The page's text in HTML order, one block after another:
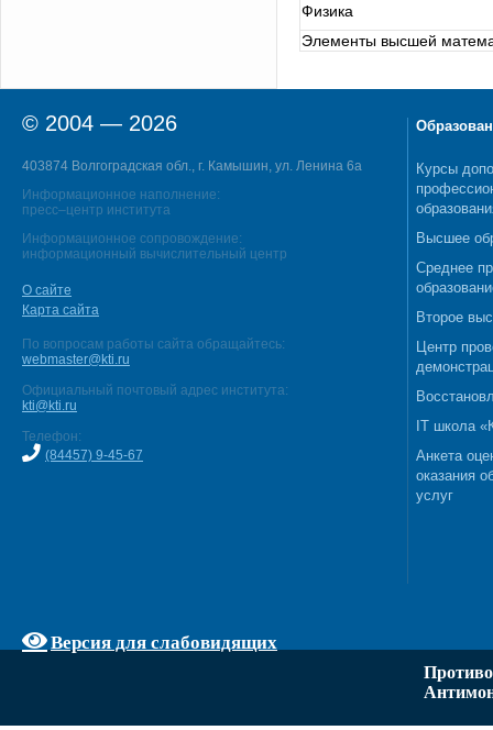
Физика
Элементы высшей
© 2004 — 2026
403874 Волгоградская обл., г. Камышин, ул. Ленина 6а
Информационное наполнение:
пресс–центр института
Информационное сопровождение:
информационный вычислительный центр
О сайте
Карта сайта
По вопросам работы сайта обращайтесь:
webmaster@kti.ru
Официальный почтовый адрес института:
kti@kti.ru
Телефон:
(84457) 9-45-67
Версия для слабовидящих
Курсы
Высшее
Среднее
Второе
Центр
IT школа
Анкета
оказания
услуг